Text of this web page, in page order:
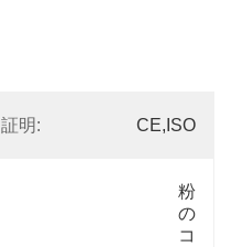
証明: CE,ISO
粉
の
コ